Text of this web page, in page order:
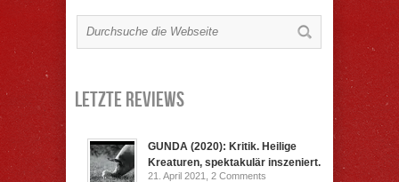
Letzte Reviews
GUNDA (2020): Kritik. Heilige
Kreaturen, spektakulär inszeniert.
21. April 2021, 2 Comments